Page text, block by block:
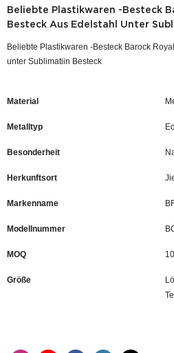
Beliebte Plastikwaren -Besteck
Besteck Aus Edelstahl Unter
Beliebte Plastikwaren -Besteck Barock
unter Sublimatiin Besteck
Material
Metalltyp
Besonderheit
Herkunftsort
Markenname
Modellnummer
MOQ
Größe